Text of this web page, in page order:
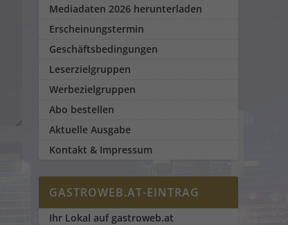
Mediadaten 2026 herunterladen
Erscheinungstermin
Geschäftsbedingungen
Leserzielgruppen
Werbezielgruppen
Abo bestellen
Aktuelle Ausgabe
Kontakt & Impressum
GASTROWEB.AT-EINTRAG
Ihr Lokal auf gastroweb.at